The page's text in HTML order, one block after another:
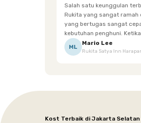
Salah satu keunggulan
Rukita yang sangat ramah
yang bertugas sangat cepat dalam merespons
kebutuhan penghuni. Ketika saya meminta keset karena
sempat terpeleset, permintaan tersebut langsung
ML
Mario Lee
Rukita Satya Inn
Kost Terbaik di Jakarta Selatan